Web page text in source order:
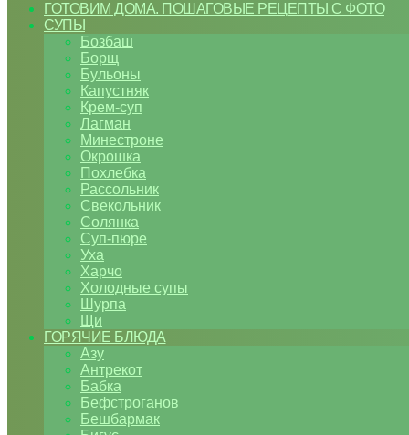
ГОТОВИМ ДОМА. ПОШАГОВЫЕ РЕЦЕПТЫ С ФОТО
СУПЫ
Бозбаш
Борщ
Бульоны
Капустняк
Крем-суп
Лагман
Минестроне
Окрошка
Похлебка
Рассольник
Свекольник
Солянка
Суп-пюре
Уха
Харчо
Холодные супы
Шурпа
Щи
ГОРЯЧИЕ БЛЮДА
Азу
Антрекот
Бабка
Бефстроганов
Бешбармак